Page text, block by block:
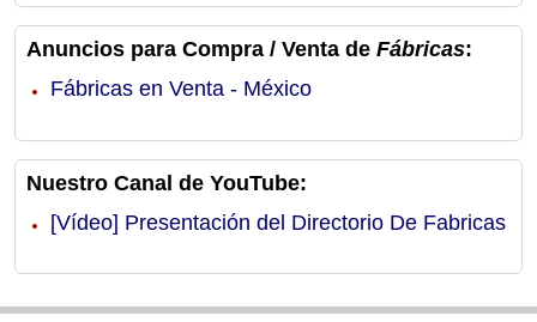
Anuncios para Compra / Venta de Fábricas:
Fábricas en Venta - México
Nuestro Canal de YouTube:
[Vídeo] Presentación del Directorio De Fabricas